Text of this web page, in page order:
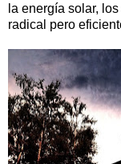
la energía solar,
radical pero